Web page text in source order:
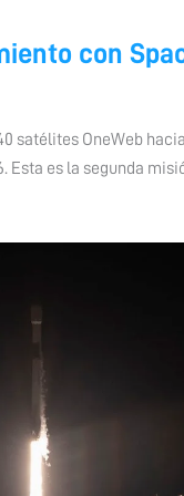
con
satélites OneWeb
Esta es la segunda